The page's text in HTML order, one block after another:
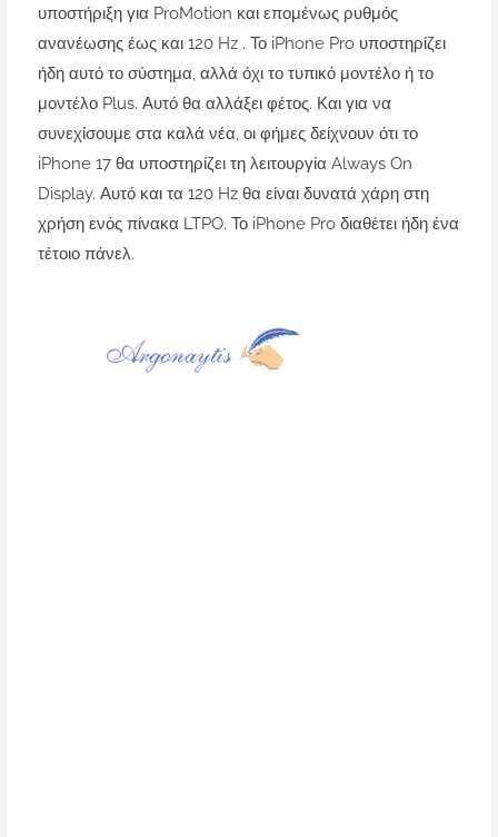
υποστήριξη για ProMotion και επομένως ρυθμός
ανανέωσης έως και 120 Hz . Το iPhone Pro υποστηρίζει
ήδη αυτό το σύστημα, αλλά όχι το τυπικό μοντέλο ή το
μοντέλο Plus. Αυτό θα αλλάξει φέτος. Και για να
συνεχίσουμε στα καλά νέα, οι φήμες δείχνουν ότι το
iPhone 17 θα υποστηρίζει τη λειτουργία Always On
Display. Αυτό και τα 120 Hz θα είναι δυνατά χάρη στη
χρήση ενός πίνακα LTPO. Το iPhone Pro διαθέτει ήδη ένα
τέτοιο πάνελ.